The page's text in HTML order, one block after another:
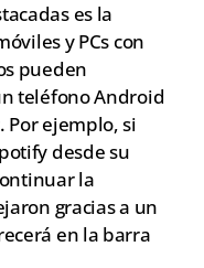
es la
y PCs con
pueden
teléfono Android
ejemplo, si
desde su
la
gracias a un
en la barra